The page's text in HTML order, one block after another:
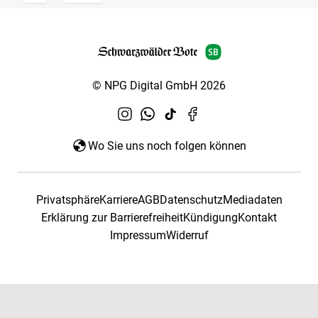
© NPG Digital GmbH 2026
Wo Sie uns noch folgen können
PrivatsphäreKarriereAGBDatenschutzMediadaten
Erklärung zur BarrierefreiheitKündigungKontakt
ImpressumWiderruf